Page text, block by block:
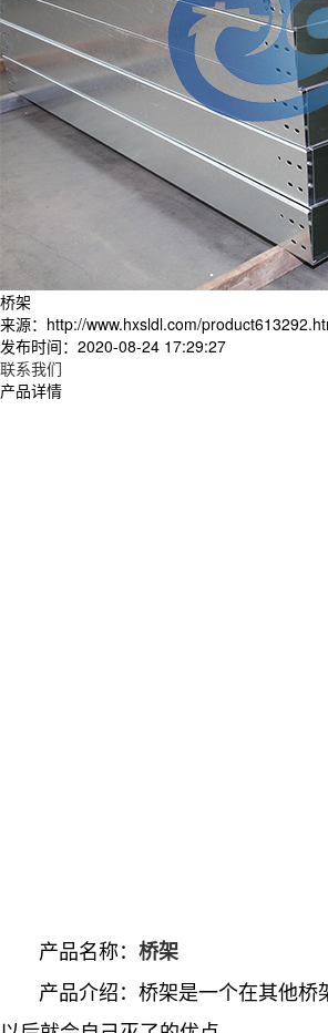
桥架
来源：http://www.hxsldl.com/
发布时间：2020-08-24 17:29:27
联系我们
产品详情
产品名称： 桥架
产品介绍：桥架是一个在其他